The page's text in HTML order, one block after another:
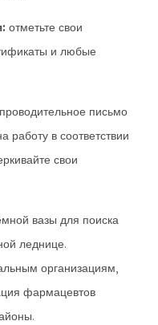
отметьте свои
и любые
письмо
работу в соответствии
свои
вазы для поиска
леднице.
организациям,
фармацевтов